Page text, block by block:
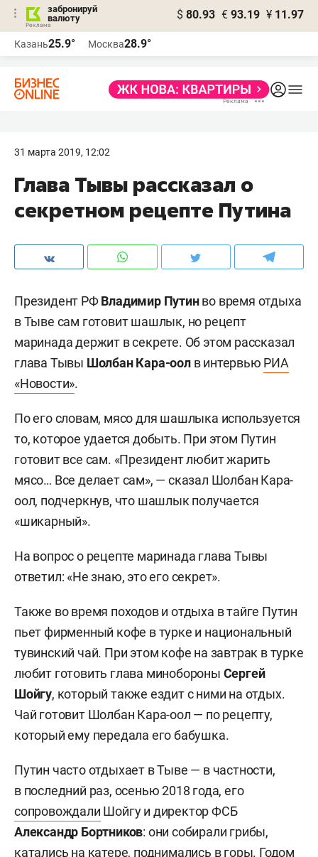
забронируй
валюту
$ 80.93 € 93.19 ¥ 11.97
Казань25.9° Москва28.9°
31 марта 2019, 12:02
Глава Тывы рассказал о
секретном рецепте Путина
Президент РФВладимир Путинво время отдыха
в Тыве сам готовит шашлык, но рецепт
маринада держит в секрете. Об этом рассказал
глава Тывы Шолбан Кара-оол в интервью РИА
«Новости».
По его словам, мясо для шашлыка используется
то, которое удается добыть. При этом Путин
готовит все сам. «Президент любит жарить
мясо… Все делает сам», — сказал Шолбан Кара-
оол, подчеркнув, что шашлык получается
«шикарный».
На вопрос о рецепте маринада глава Тывы
ответил: «Не знаю, это его секрет».
Также во время походов и отдыха в тайге Путин
пьет фирменный кофе в турке и национальный
тувинский чай. При этом кофе на завтрак в турке
любит готовить глава минобороны Сергей
Шойгу, который также ездит с ними на отдых.
Чай готовит Шолбан Кара-оол — по рецепту,
который ему передала его бабушка.
Путин часто отдыхает в Тыве — в частности,
в последний раз, осенью 2018 года, его
сопровождали Шойгу и директор ФСБ
Александр Бортников: они собирали грибы,
катались на катере, поднимались в горы. Годом